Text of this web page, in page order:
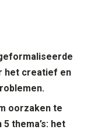
het creatief en
oorzaken te
thema’s: het